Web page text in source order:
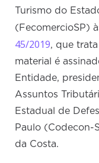
Turismo do
(FecomercioSP)
45/2019, que
material é
Entidade,
Assuntos
Estadual de
Paulo (Codecon-
da Costa.